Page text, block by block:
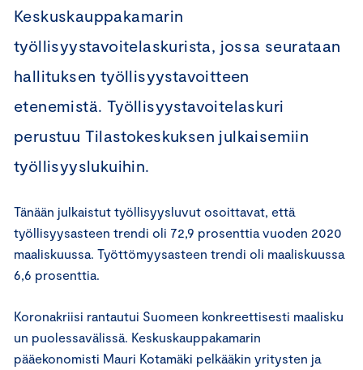
Keskuskauppakamarin
työllisyystavoitelaskurista, jossa seurataan
hallituksen työllisyystavoitteen
etenemistä. Työllisyystavoitelaskuri
perustuu Tilastokeskuksen julkaisemiin
työllisyyslukuihin.
Tänään julkaistut työllisyysluvut osoittavat, että
työllisyysasteen trendi oli 72,9 prosenttia vuoden 2020
maaliskuussa. Työttömyysasteen trendi oli maaliskuussa
6,6 prosenttia.
Koronakriisi rantautui Suomeen konkreettisesti maalisku
un puolessavälissä. Keskuskauppakamarin
pääekonomisti Mauri Kotamäki pelkääkin yritysten ja